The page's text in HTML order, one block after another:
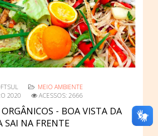
MEIO AMBIENTE
2020
ACESSOS: 2666
- BOA VISTA DA
SAI NA FRENTE